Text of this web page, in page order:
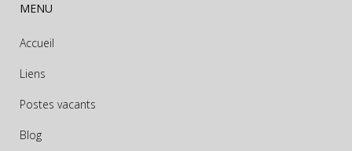
MENU
Accueil
Liens
Postes vacants
Blog